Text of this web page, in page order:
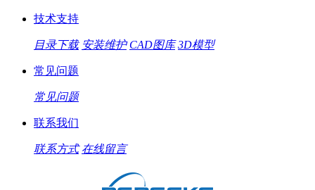
技术支持
目录下载 安装维护 CAD图库 3D模型
常见问题
常见问题
联系我们
联系方式 在线留言